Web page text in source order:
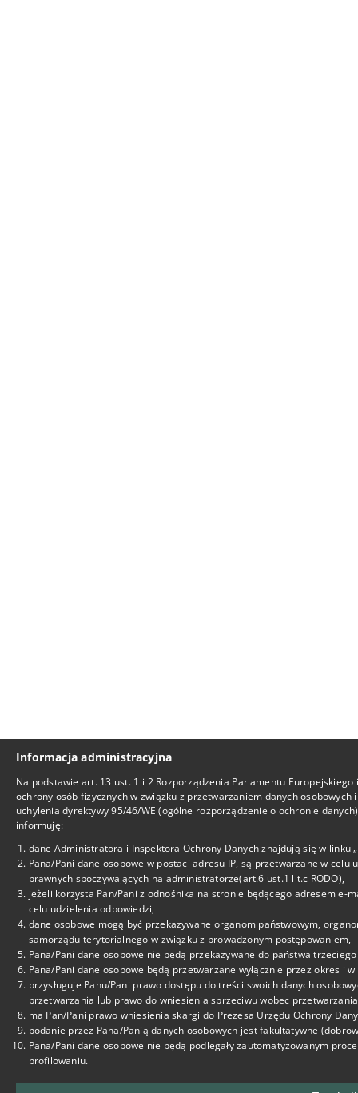
Informacja administracyjna
Na podstawie art. 13 ust. 1 i 2 Rozporządzenia Parlamentu
ochrony osób fizycznych w związku z przetwarzaniem danych
uchylenia dyrektywy 95/46/WE (ogólne rozporządzenie o ochronie
informuję:
dane Administratora i Inspektora Ochrony Danych znajdują się w linku
Pana/Pani dane osobowe w postaci adresu IP, są przetwarzane w
prawnych spoczywających na administratorze(art.6 ust.1 lit.c RODO),
jeżeli korzysta Pan/Pani z odnośnika na stronie będącego adresem e-
celu udzielenia odpowiedzi,
dane osobowe mogą być przekazywane organom państwowym,
samorządu terytorialnego w związku z prowadzonym postępowaniem,
Pana/Pani dane osobowe nie będą przekazywane do państwa
Pana/Pani dane osobowe będą przetwarzane wyłącznie przez okres i
przysługuje Panu/Pani prawo dostępu do treści swoich danych
przetwarzania lub prawo do wniesienia sprzeciwu wobec
ma Pan/Pani prawo wniesienia skargi do Prezesa Urzędu Ochrony
podanie przez Pana/Panią danych osobowych jest fakultatywne
Pana/Pani dane osobowe nie będą podlegały zautomatyzowanym
profilowaniu.